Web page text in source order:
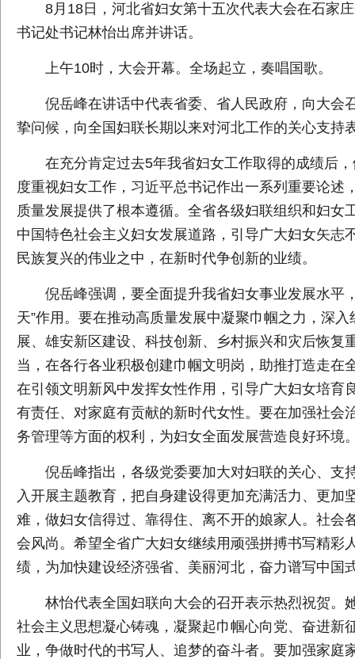
8月18日，河北省妇女第十五次代表大会在石家
书记处书记林怡出席并讲话。
上午10时，大会开幕。全场起立，奏唱国歌。
倪岳峰在讲话中代表省委、省人民政府，向大会
挚问候，向全国妇联长期以来对河北工作的关心支持
在充分肯定过去5年我省妇女工作取得的成绩后
度重视妇女工作，习近平总书记作出一系列重要论
质量发展提供了根本遵循。全省各级妇联组织和妇
中国特色社会主义妇女发展道路，引导广大妇女矢
民族复兴的伟业之中，在新时代争创新的业绩。
倪岳峰强调，要全面提升我省妇女事业发展水平
天”作用。要在推动高质量发展中凝聚巾帼之力，深
展、雄安新区建设、科技创新、乡村振兴和灾后恢
当，在各行各业积极创建巾帼文明岗，助推打造走
在引领文明新风中发挥女性作用，引导广大妇女培
有责任、对家庭有贡献的新时代女性。要在加强社
务管理等方面的权利，为妇女全面发展营造良好环境
倪岳峰指出，各级党委要加大对妇联的关心、支
入开展主题教育，把自身建设得更加充满活力、更
难，做妇女信得过、靠得住、离不开的娘家人。社
会风尚。希望全省广大妇女继续用顽强拼搏书写精
绩，为加快建设经济强省、美丽河北，奋力谱写中国
林怡代表全国妇联向大会的召开表示热烈祝贺。
社会主义思想凝心铸魂，凝聚起巾帼心向党、奋进新
业，争做时代的书写人、追梦的奋斗者。要加强家